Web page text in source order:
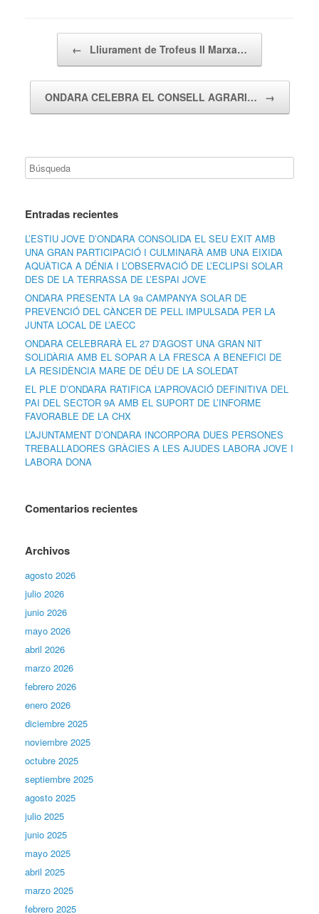
← Lliurament de Trofeus II Marxa…
ONDARA CELEBRA EL CONSELL AGRARI… →
Entradas recientes
L’ESTIU JOVE D’ONDARA CONSOLIDA EL SEU ÈXIT AMB
UNA GRAN PARTICIPACIÓ I CULMINARÀ AMB UNA EIXIDA
AQUÀTICA A DÉNIA I L’OBSERVACIÓ DE L’ECLIPSI SOLAR
DES DE LA TERRASSA DE L’ESPAI JOVE
ONDARA PRESENTA LA 9a CAMPANYA SOLAR DE
PREVENCIÓ DEL CÀNCER DE PELL IMPULSADA PER LA
JUNTA LOCAL DE L’AECC
ONDARA CELEBRARÀ EL 27 D’AGOST UNA GRAN NIT
SOLIDÀRIA AMB EL SOPAR A LA FRESCA A BENEFICI DE
LA RESIDÈNCIA MARE DE DÉU DE LA SOLEDAT
EL PLE D’ONDARA RATIFICA L’APROVACIÓ DEFINITIVA DEL
PAI DEL SECTOR 9A AMB EL SUPORT DE L’INFORME
FAVORABLE DE LA CHX
L’AJUNTAMENT D’ONDARA INCORPORA DUES PERSONES
TREBALLADORES GRÀCIES A LES AJUDES LABORA JOVE I
LABORA DONA
Comentarios recientes
Archivos
agosto 2026
julio 2026
junio 2026
mayo 2026
abril 2026
marzo 2026
febrero 2026
enero 2026
diciembre 2025
noviembre 2025
octubre 2025
septiembre 2025
agosto 2025
julio 2025
junio 2025
mayo 2025
abril 2025
marzo 2025
febrero 2025